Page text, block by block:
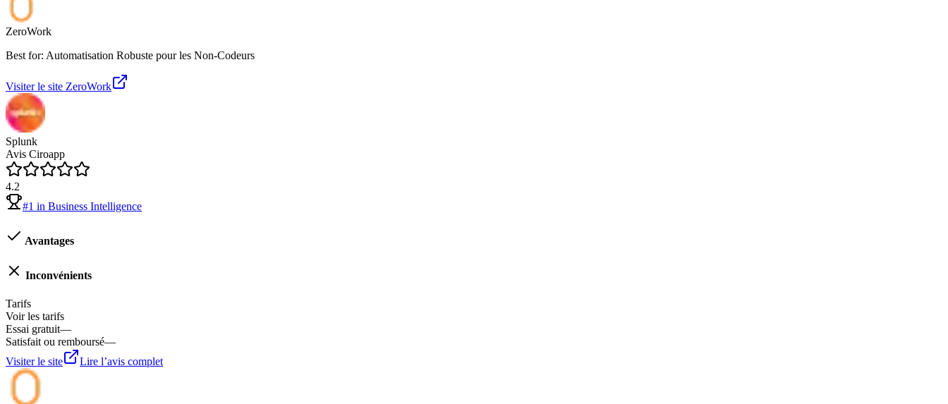
ZeroWork
Best for: Automatisation Robuste pour les Non-Codeurs
Visiter le site ZeroWork
Splunk
Avis Ciroapp
4.2
#1 in Business Intelligence
Avantages
Inconvénients
Tarifs
Voir les tarifs
Essai gratuit—
Satisfait ou remboursé—
Visiter le site
Lire l’avis complet